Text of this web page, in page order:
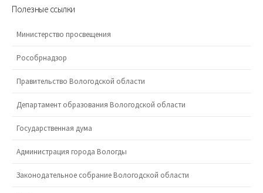
Полезные ссылки
Министерство просвещения
Рособрнадзор
Правительство Вологодской области
Департамент образования Вологодской области
Государственная дума
Администрация города Вологды
Законодательное собрание Вологодской области